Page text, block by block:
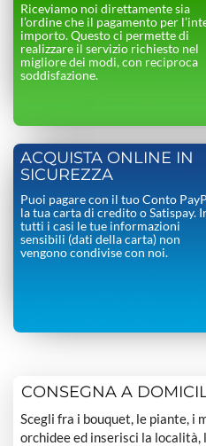
Riceviamo noi direttamente sia
l’ordine che il pagamento per
importo. Questo ci permette di
realizzare il servizio richiesto nel
migliore dei modi, con reciproca
soddisfazione.
ACQUISTA ONLINE IN
SICUREZZA
Puoi pagare con il tuo Conto
la tua carta di credito o Satispay.
tutti i casi le tue informazioni
sensibili (dati della carta) non
vengono condivise con noi.
CONSEGNA A
Scegli fra i bouquet, le piante, i
orchidee ed inserisci la località,